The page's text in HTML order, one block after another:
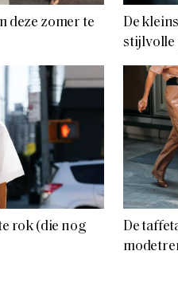
deze zomer te
De
stijlvolle
rok (die nog
De